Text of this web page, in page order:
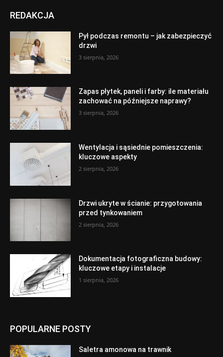
REDAKCJA
Pył podczas remontu – jak zabezpieczyć
drzwi
3 sierpnia, 2026
Zapas płytek, paneli i farby: ile materiału
zachować na późniejsze naprawy?
3 sierpnia, 2026
Wentylacja i sąsiednie pomieszczenia:
kluczowe aspekty
2 sierpnia, 2026
Drzwi ukryte w ścianie: przygotowania
przed tynkowaniem
2 sierpnia, 2026
Dokumentacja fotograficzna budowy:
kluczowe etapy i instalacje
1 sierpnia, 2026
POPULARNE POSTY
Saletra amonowa na trawnik